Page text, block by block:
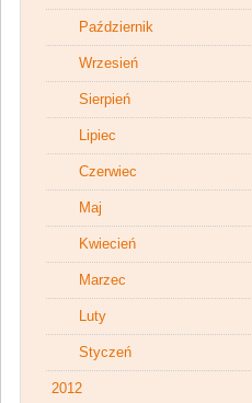
Październik
Wrzesień
Sierpień
Lipiec
Czerwiec
Maj
Kwiecień
Marzec
Luty
Styczeń
2012